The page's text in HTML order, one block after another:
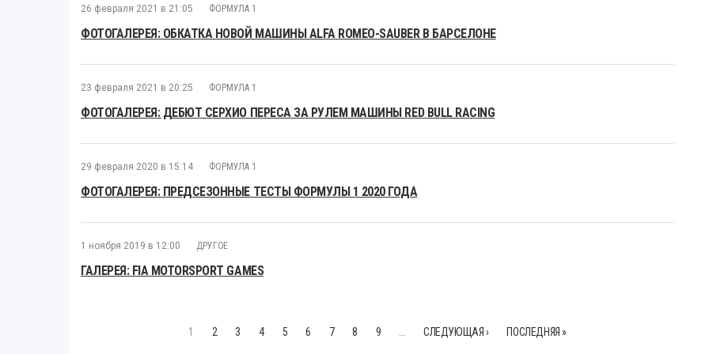
26 февраля 2021 в 21:05 ФОРМУЛА 1
ФОТОГАЛЕРЕЯ: ОБКАТКА НОВОЙ МАШИНЫ ALFA ROMEO-SAUBER В БАРСЕЛОНЕ
23 февраля 2021 в 20:25 ФОРМУЛА 1
ФОТОГАЛЕРЕЯ: ДЕБЮТ СЕРХИО ПЕРЕСА ЗА РУЛЕМ МАШИНЫ RED BULL RACING
29 февраля 2020 в 15:14 ФОРМУЛА 1
ФОТОГАЛЕРЕЯ: ПРЕДСЕЗОННЫЕ ТЕСТЫ ФОРМУЛЫ 1 2020 ГОДА
1 ноября 2019 в 12:00 ДРУГОЕ
ГАЛЕРЕЯ: FIA MOTORSPORT GAMES
1 2 3 4 5 6 7 8 9 СЛЕДУЮЩАЯ › ПОСЛЕДНЯЯ »